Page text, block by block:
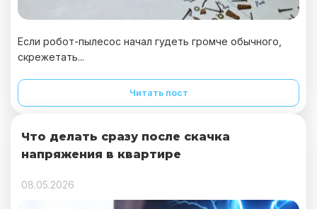
Если робот-пылесос начал гудеть громче обычного,
скрежетать...
Читать пост
Что делать сразу после скачка
напряжения в квартире
08.05.2026